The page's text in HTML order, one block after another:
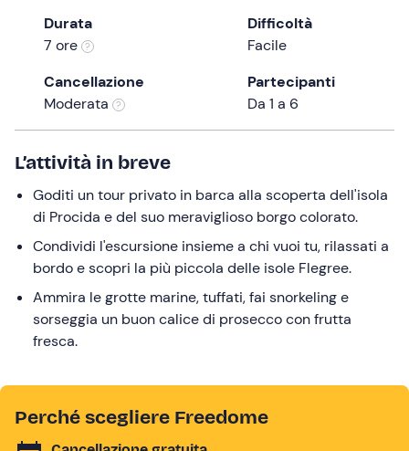
question
get
the
keyboard
shortcuts
changing
dates.
Durata
7 ore
Difficoltà
Facile
Cancellazione
Moderata
Partecipanti
Da 1 a 6
L’attività in breve
Goditi un tour privato in barca alla scoperta dell'isola
di Procida e del suo meraviglioso borgo colorato.
Condividi l'escursione insieme a chi vuoi tu, rilassati a
bordo e scopri la più piccola delle isole Flegree.
Ammira le grotte marine, tuffati, fai snorkeling e
sorseggia un buon calice di prosecco con frutta
fresca.
Perché scegliere Freedome